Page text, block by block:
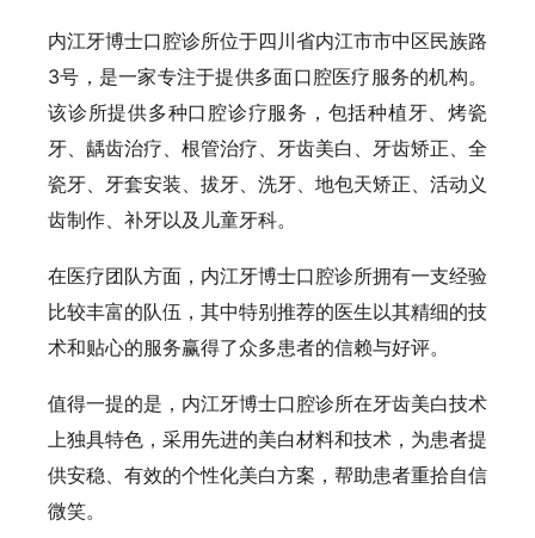
内江牙博士口腔诊所位于四川省内江市市中区民族路
3号，是一家专注于提供多面口腔医疗服务的机构。
该诊所提供多种口腔诊疗服务，包括种植牙、烤瓷
牙、龋齿治疗、根管治疗、牙齿美白、牙齿矫正、全
瓷牙、牙套安装、拔牙、洗牙、地包天矫正、活动义
齿制作、补牙以及儿童牙科。
在医疗团队方面，内江牙博士口腔诊所拥有一支经验
比较丰富的队伍，其中特别推荐的医生以其精细的技
术和贴心的服务赢得了众多患者的信赖与好评。
值得一提的是，内江牙博士口腔诊所在牙齿美白技术
上独具特色，采用先进的美白材料和技术，为患者提
供安稳、有效的个性化美白方案，帮助患者重拾自信
微笑。